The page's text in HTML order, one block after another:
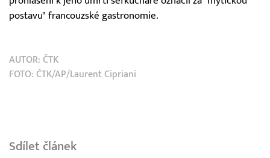
postavu" francouzské gastronomie.
AUTOR: ČTK
FOTO: ČTK/AP/Laurent Cipriani
Sdílet článek